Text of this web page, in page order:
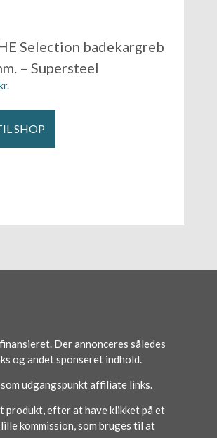
Selection badekargreb
– Supersteel
SHOP
Der annonceres således
og andet sponseret indhold.
udgangspunkt affiliate links.
produkt, efter at have klikket på et
kommission, som bruges til at